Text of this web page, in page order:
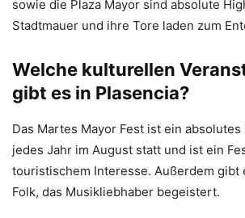
sowie die Plaza Mayor sind absolute
Stadtmauer und ihre Tore laden zum
Welche kulturellen
gibt es in Plasencia?
Das Martes Mayor Fest ist ein
jedes Jahr im August statt und ist ein
touristischem Interesse. Außerdem gibt
Folk, das Musikliebhaber begeistert.